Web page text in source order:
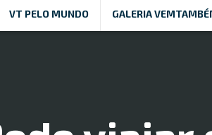
VT PELO MUNDO GALERIA